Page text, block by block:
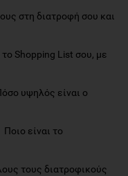
στη διατροφή σου και
Shopping List σου, με
υψηλός είναι ο
Ποιο είναι το
τους διατροφικούς